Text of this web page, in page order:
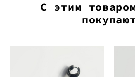
С этим
покупают